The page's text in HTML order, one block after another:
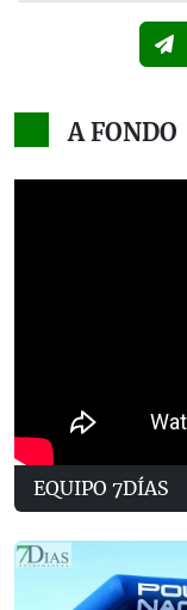
A FONDO
EQUIPO 7DÍAS